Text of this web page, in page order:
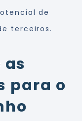
de
terceiros.
as
para o